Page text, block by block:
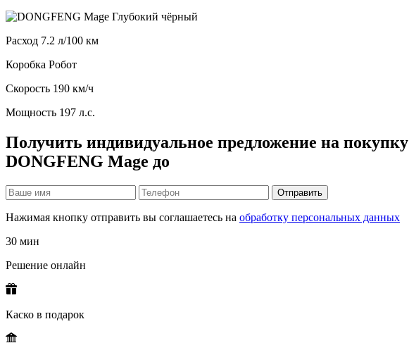
Расход 7.2 л/100 км
Коробка Робот
Скорость 190 км/ч
Мощность 197 л.с.
Получить индивидуальное предложение на покупку
DONGFENG Mage до
Отправить
Нажимая кнопку отправить вы соглашаетесь на обработку персональных данных
30 мин
Решение онлайн
Каско в подарок